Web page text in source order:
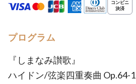
プログラム
『しまなみ讃歌』
ハイドン/弦楽四重奏曲 Op.64-1